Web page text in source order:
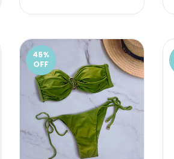
45%
OFF